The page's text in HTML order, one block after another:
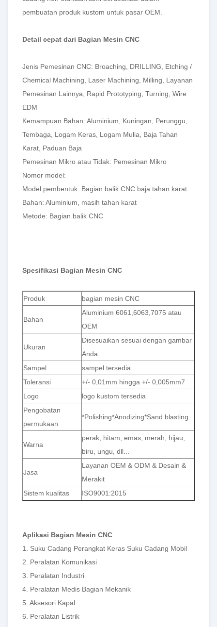
pembuatan produk kustom untuk pasar OEM.
Detail cepat dari Bagian Mesin CNC
Jenis Pemesinan CNC: Broaching, DRILLING, Etching /
Chemical Machining, Laser Machining, Milling, Layanan
Pemesinan Lainnya, Rapid Prototyping, Turning, Wire
EDM
Kemampuan Bahan: Aluminium, Kuningan, Perunggu,
Tembaga, Logam Keras, Logam Mulia, Baja Tahan
Karat, Paduan Baja
Pemesinan Mikro atau Tidak: Pemesinan Mikro
Nomor model:
Model pembentuk: Bagian balik CNC baja tahan karat
Bahan: Aluminium, masih tahan karat
Metode: Bagian balik CNC
Spesifikasi Bagian Mesin CNC
Produk bagian mesin CNC
Bahan
Aluminium 6061,6063,7075 atau
OEM
Ukuran
Disesuaikan sesuai dengan gambar
Anda.
Sampel
sampel tersedia
Toleransi
+/- 0,01mm hingga +/- 0,005mm7
Logo
logo kustom tersedia
Pengobatan
permukaan
*Polishing*Anodizing*Sand blasting
Warna
perak, hitam, emas, merah, hijau,
biru, ungu, dll...
Jasa
Layanan OEM & ODM & Desain &
Merakit
Sistem kualitas
ISO9001:2015
Aplikasi Bagian Mesin CNC
1. Suku Cadang Perangkat Keras Suku Cadang Mobil
2. Peralatan Komunikasi
3. Peralatan Industri
4. Peralatan Medis Bagian Mekanik
5. Aksesori Kapal
6. Peralatan Listrik